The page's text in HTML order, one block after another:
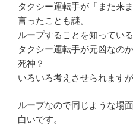
タクシー運転手が「また来
言ったことも謎。
ループすることを知ってい
タクシー運転手が元凶なの
死神？
いろいろ考えさせられます
ループなので同じような場
白いです。